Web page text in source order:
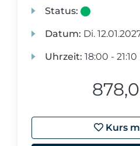
Status:
Datum: Di.
Uhrzeit: 18:00 -
Kurs